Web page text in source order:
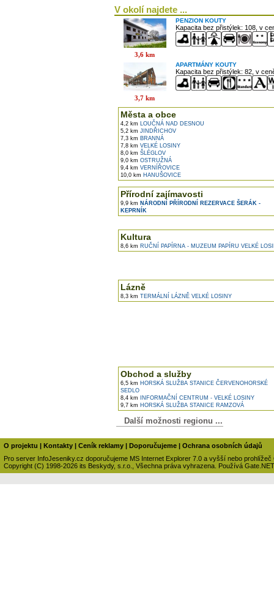
V okolí najdete ...
3,6 km
PENZION KOUTY
Kapacita bez přistýlek: 108, v
3,7 km
APARTMÁNY KOUTY
Kapacita bez přistýlek: 82, v
Města a obce
4,2 km LOUČNÁ NAD DESNOU
5,2 km JINDŘICHOV
7,3 km BRANNÁ
7,8 km VELKÉ LOSINY
8,0 km ŠLÉGLOV
9,0 km OSTRUŽNÁ
9,4 km VERNÍŘOVICE
10,0 km HANUŠOVICE
Přírodní zajímavosti
9,9 km NÁRODNÍ PŘÍRODNÍ REZERVACE ŠERÁK -
KEPRNÍK
Kultura
8,6 km RUČNÍ PAPÍRNA - MUZEUM PAPÍRU VELKÉ
Lázně
8,3 km TERMÁLNÍ LÁZNĚ VELKÉ LOSINY
Obchod a služby
6,5 km HORSKÁ SLUŽBA STANICE ČERVENOHORSKÉ
SEDLO
8,4 km INFORMAČNÍ CENTRUM - VELKÉ LOSINY
9,7 km HORSKÁ SLUŽBA STANICE RAMZOVÁ
Další možnosti regionu ...
O projektu | Kontakty | Ceník reklamy | Doporučujeme | Ochrana osobních údajů
Pro server InfoJeseniky.cz doporučujeme MS Internet Explorer 7.0 a vyšší nebo prohlížeč
Copyright (C) 1998-2026 its Beskydy, s.r.o., Všechna práva vyhrazena. Používá